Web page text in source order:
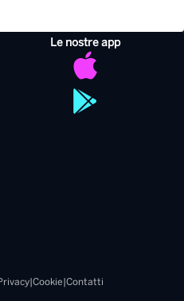
Le nostre app
| Cookie Contatti